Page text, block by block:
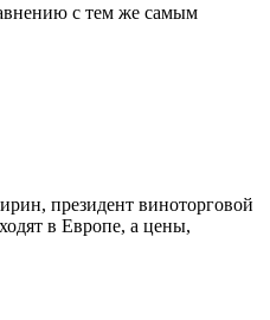
с тем же самым
президент виноторговой
в Европе, а цены,